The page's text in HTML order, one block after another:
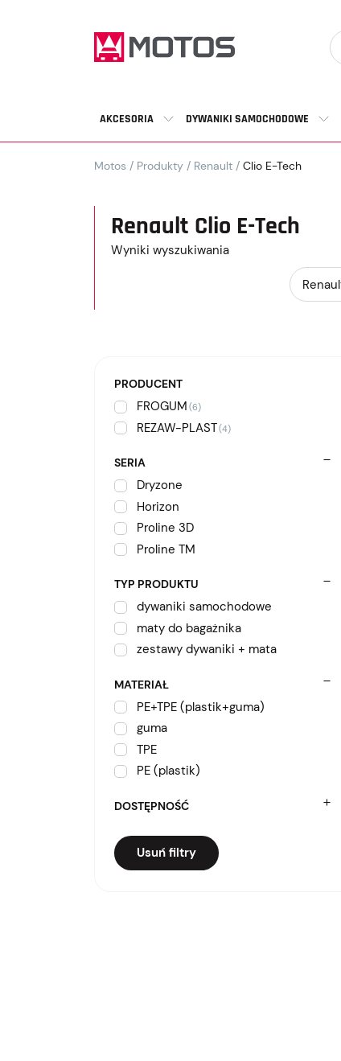
AKCESORIA DYWANIKI SAMOCHODOWE
Motos / Produkty / Renault / Clio E-Tech
Renault Clio E-Tech
Wyniki wyszukiwania
PRODUCENT
FROGUM (6)
REZAW-PLAST(4)
SERIA
Dryzone
Horizon
Proline 3D
Proline TM
TYP PRODUKTU
dywaniki samochodowe
maty do bagażnika
zestawy dywaniki + mata
MATERIAŁ
PE+TPE (plastik+guma)
guma
TPE
PE (plastik)
DOSTĘPNOŚĆ
Usuń filtry